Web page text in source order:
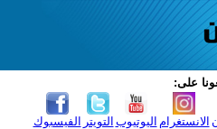
على:
الفيسبوك التويتر اليوتيوب الانستغرام